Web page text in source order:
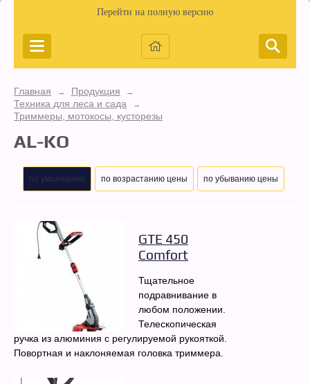
Перейти на полную версию
Главная → Продукция →
Техника для леса и сада →
Триммеры, мотокосы, кусторезы
AL-KO
по умолчанию по возрастанию цены по убыванию цены
GTE 450
Comfort
Тщательное
подравнивание в
любом положении.
Телескопическая
ручка из алюминия с регулируемой рукояткой.
Повортная и наклоняемая головка триммера.